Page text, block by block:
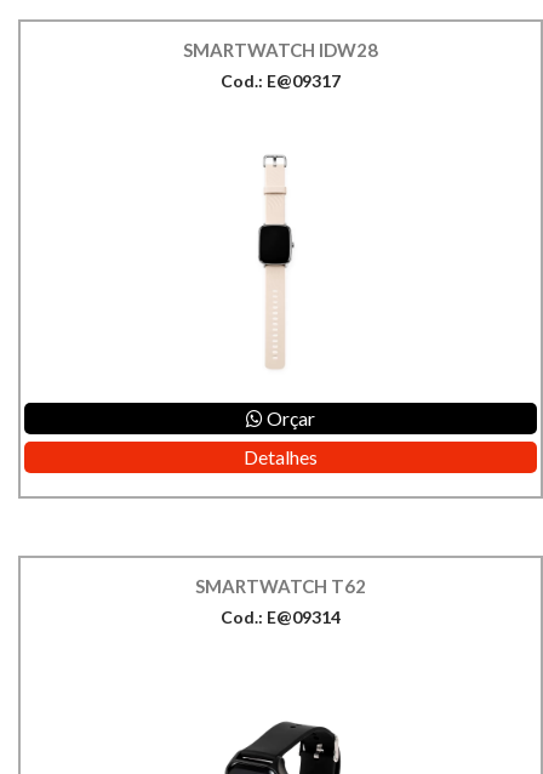
SMARTWATCH IDW28
Cod.: E@09317
Orçar
Detalhes
SMARTWATCH T62
Cod.: E@09314